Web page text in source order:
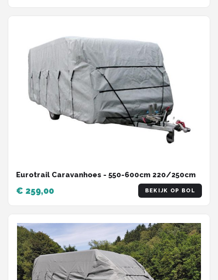
Eurotrail Caravanhoes - 550-600cm 220/250cm
€ 259,00 BEKIJK OP BOL